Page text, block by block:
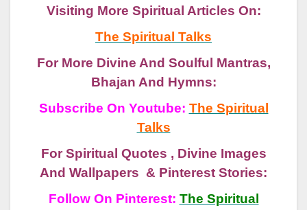
Visiting More Spiritual Articles On:
The Spiritual Talks
For More Divine And Soulful Mantras,
Bhajan And Hymns:
Subscribe On Youtube: The Spiritual
Talks
For Spiritual Quotes , Divine Images
And Wallpapers & Pinterest Stories:
Follow On Pinterest: The Spiritual